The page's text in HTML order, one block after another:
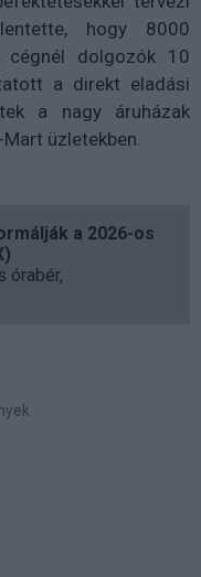
hogy 8000
dolgozók 10
a direkt eladási
a nagy áruházak
üzletekben.
a 2026-os
órabér,